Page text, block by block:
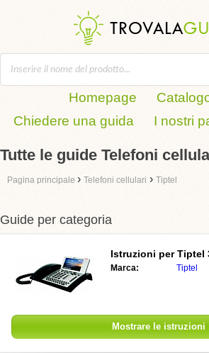
Homepage
Chiedere una guida
I nostri
Tutte le guide Telefoni
Pagina principale › Telefoni cellulari › Tiptel
Guide per categoria
Istruzioni perTiptel
Marca: Tiptel
Mostrare le istruzioni